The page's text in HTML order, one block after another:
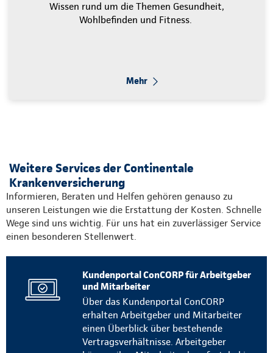
Wissen rund um die Themen Gesundheit,
Wohlbefinden und Fitness.
Mehr
Weitere Services der Continentale
Krankenversicherung
Informieren, Beraten und Helfen gehören genauso zu
unseren Leistungen wie die Erstattung der Kosten. Schnelle
Wege sind uns wichtig. Für uns hat ein zuverlässiger Service
einen besonderen Stellenwert.
Kundenportal ConCORP für Arbeitgeber
und Mitarbeiter
Über das Kundenportal ConCORP
erhalten Arbeitgeber und Mitarbeiter
einen Überblick über bestehende
Vertragsverhältnisse. Arbeitgeber